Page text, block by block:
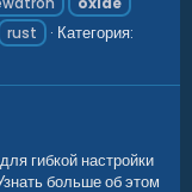
rust
Категория:
гибкой настройки
больше об этом